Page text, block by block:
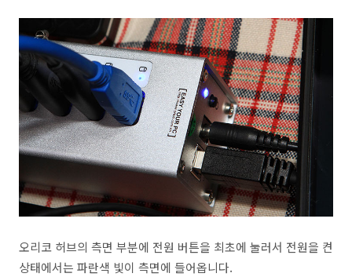
오리코 허브의 측면 부분에 전원 버튼을 최초에 눌러서 전원을 켠
상태에서는 파란색 빛이 측면에 들어옵니다.